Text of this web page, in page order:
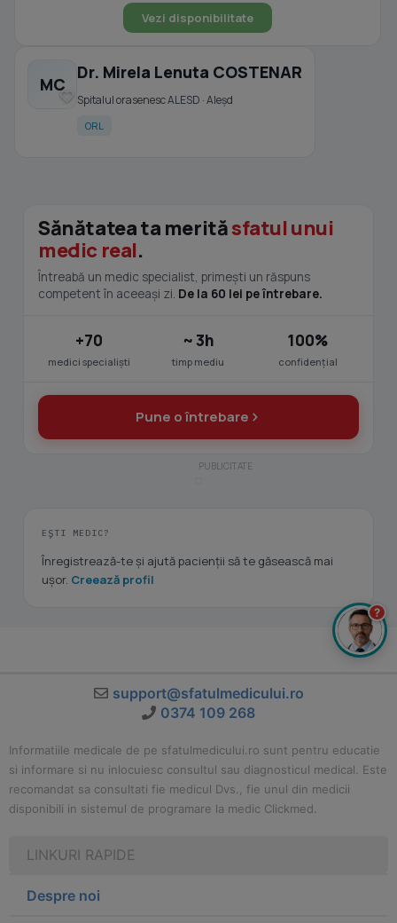
Vezi disponibilitate
MC
Dr. Mirela Lenuta COSTENAR
Spitalul orasenesc ALESD · Aleşd
ORL
Sănătatea ta merităsfatul unui
medic real.
Întreabă un medic specialist, primești un răspuns
competent în aceeași zi. De la 60 lei pe întrebare.
+70
medici specialiști
~ 3h
timp mediu
100%
confidențial
Pune o întrebare
EȘTI MEDIC?
Înregistrează-te și ajută pacienții să te găsească mai
ușor. Creează profil
support@sfatulmedicului.ro
0374 109 268
Informatiile medicale de pe sfatulmedicului.ro sunt pentru educatie
si informare si nu inlocuiesc consultul sau diagnosticul medical. Este
recomandat sa consultati fie medicul Dvs., fie unul din medicii
disponibili in sistemul de programare la medic Clickmed.
LINKURI RAPIDE
Despre noi
?